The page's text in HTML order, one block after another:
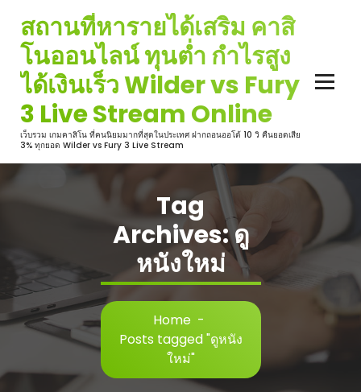
content
สถานที่หารายได้เสริม คาสิ
โนออนไลน์ ทุนต่ำ กำไรสูง
ได้เงินเร็ว Wilder vs Fury
3 Live Stream Online
เว็บรวม เกมคาสิโน ที่คนนิยมมากที่สุดในประเทศ ฝากถอนออโต้ 10 วิ คืนยอดเสีย
3% ทุกยอด Wilder vs Fury 3 Live Stream
Tag
Archives: ดู
หนังใหม่
Home -
Posts tagged "ดูหนัง
ใหม่"